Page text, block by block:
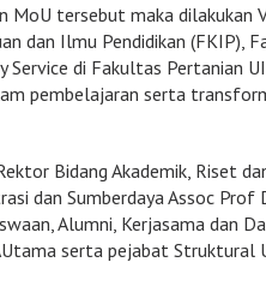
MoU tersebut maka dilakukan
dan Ilmu Pendidikan (FKIP),
Service di Fakultas Pertanian
pembelajaran serta
Bidang Akademik, Riset
dan Sumberdaya Assoc Prof
Alumni, Kerjasama dan
serta pejabat Struktural